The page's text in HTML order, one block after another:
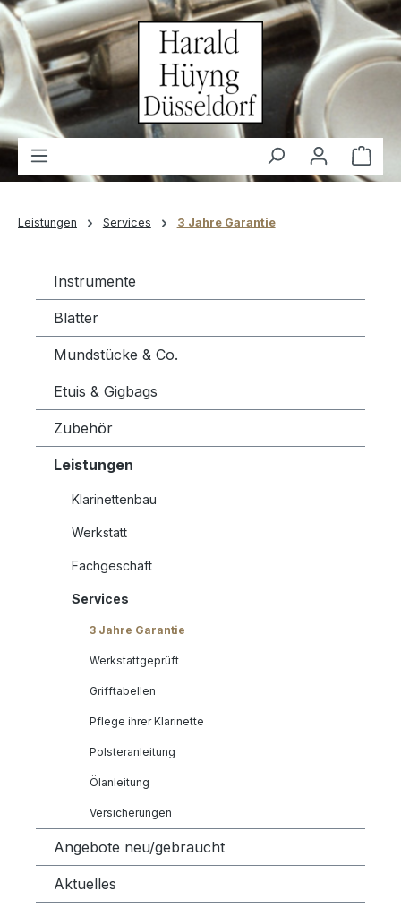
springen
Leistungen Services 3 Jahre Garantie
Instrumente
Blätter
Mundstücke & Co.
Etuis & Gigbags
Zubehör
Leistungen
Klarinettenbau
Werkstatt
Fachgeschäft
Services
3 Jahre Garantie
Werkstattgeprüft
Grifftabellen
Pflege ihrer Klarinette
Polsteranleitung
Ölanleitung
Versicherungen
Angebote neu/gebraucht
Aktuelles